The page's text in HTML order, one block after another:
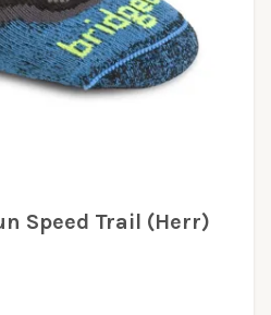
Speed Trail (Herr)